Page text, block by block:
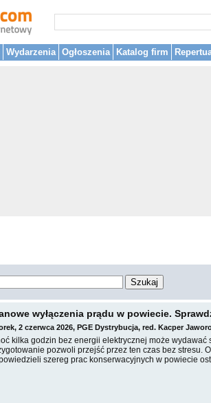
Wydarzenia Ogłoszenia Katalog firm
wyłączenia prądu w powiecie.
2 czerwca 2026, PGE Dystrybucja, red. Kacper
kilka godzin bez energii elektrycznej może wydawać
pozwoli przejść przez ten czas bez stresu.
szereg prac konserwacyjnych w powiecie